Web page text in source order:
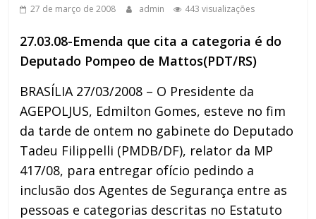
27 de março de 2008 admin 443 visualizações
27.03.08-Emenda que cita a categoria é do
Deputado Pompeo de Mattos(PDT/RS)
BRASÍLIA 27/03/2008 – O Presidente da
AGEPOLJUS, Edmilton Gomes, esteve no fim
da tarde de ontem no gabinete do Deputado
Tadeu Filippelli (PMDB/DF), relator da MP
417/08, para entregar ofício pedindo a
inclusão dos Agentes de Segurança entre as
pessoas e categorias descritas no Estatuto